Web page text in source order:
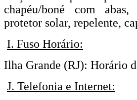
chapéu/boné com
protetor solar, repelente,
I. Fuso Horário:
Ilha Grande (RJ): Horário
J. Telefonia e Internet: